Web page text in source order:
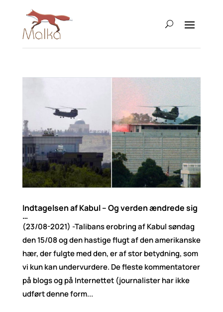
Indtagelsen af Kabul – Og verden ændrede sig
…
(23/08-2021) -Talibans erobring af Kabul søndag
den 15/08 og den hastige flugt af den amerikanske
hær, der fulgte med den, er af stor betydning, som
vi kun kan undervurdere. De fleste kommentatorer
på blogs og på Internettet (journalister har ikke
udført denne form...